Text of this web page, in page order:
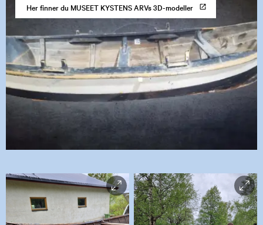
Her finner du MUSEET KYSTENS ARVs 3D-modeller